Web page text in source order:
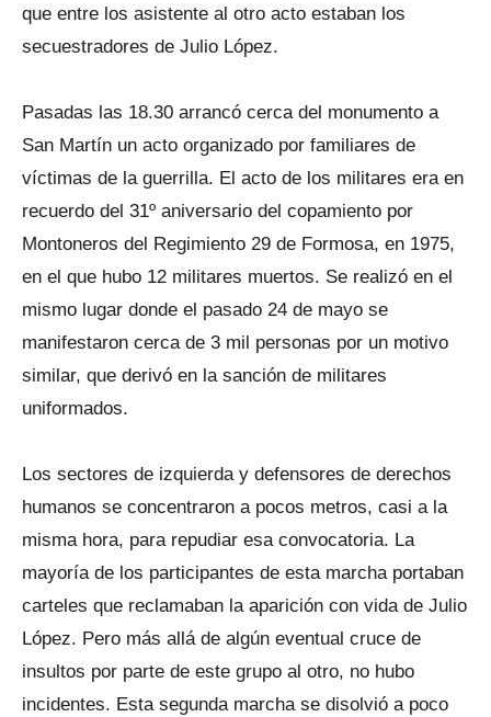
que entre los asistente al otro acto estaban los
secuestradores de Julio López.
Pasadas las 18.30 arrancó cerca del monumento a
San Martín un acto organizado por familiares de
víctimas de la guerrilla. El acto de los militares era en
recuerdo del 31º aniversario del copamiento por
Montoneros del Regimiento 29 de Formosa, en 1975,
en el que hubo 12 militares muertos. Se realizó en el
mismo lugar donde el pasado 24 de mayo se
manifestaron cerca de 3 mil personas por un motivo
similar, que derivó en la sanción de militares
uniformados.
Los sectores de izquierda y defensores de derechos
humanos se concentraron a pocos metros, casi a la
misma hora, para repudiar esa convocatoria. La
mayoría de los participantes de esta marcha portaban
carteles que reclamaban la aparición con vida de Julio
López. Pero más allá de algún eventual cruce de
insultos por parte de este grupo al otro, no hubo
incidentes. Esta segunda marcha se disolvió a poco